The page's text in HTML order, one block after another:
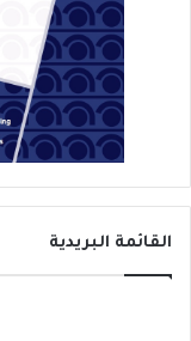
القائمة البريدية